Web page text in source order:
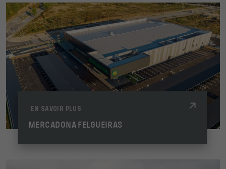
EN SAVOIR PLUS
MERCADONA FELGUEIRAS